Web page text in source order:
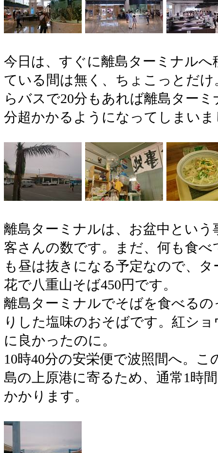
今日は、すぐに離島ターミナルへ
ている間は無く、ちょこっとだ
らバスで20分もあれば離島ター
分超かかるようになってしまいま
離島ターミナルは、お盆中とい
客さんの数です。まだ、何も食
も昼は抜きになる予定なので、
花で八重山そば450円です。
離島ターミナルでそばを食べる
りした塩味のおそばです。紅シ
に良かったのに。
10時40分の安栄便で波照間へ。こ
島の上原港に寄るため、通常1時
かかります。